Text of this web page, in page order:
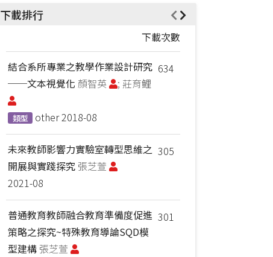
下載排行
下載次數
634
結合系所專業之教學作業設計研究
──文本視覺化 顏智英 ; 莊育鲤
類型 other2018-08
305
未來教師影響力實驗室轉型思維之
開展與實踐探究 張芝萱
2021-08
301
普通教育教師融合教育準備度促進
策略之探究~特殊教育導論SQD模
型建構 張芝萱